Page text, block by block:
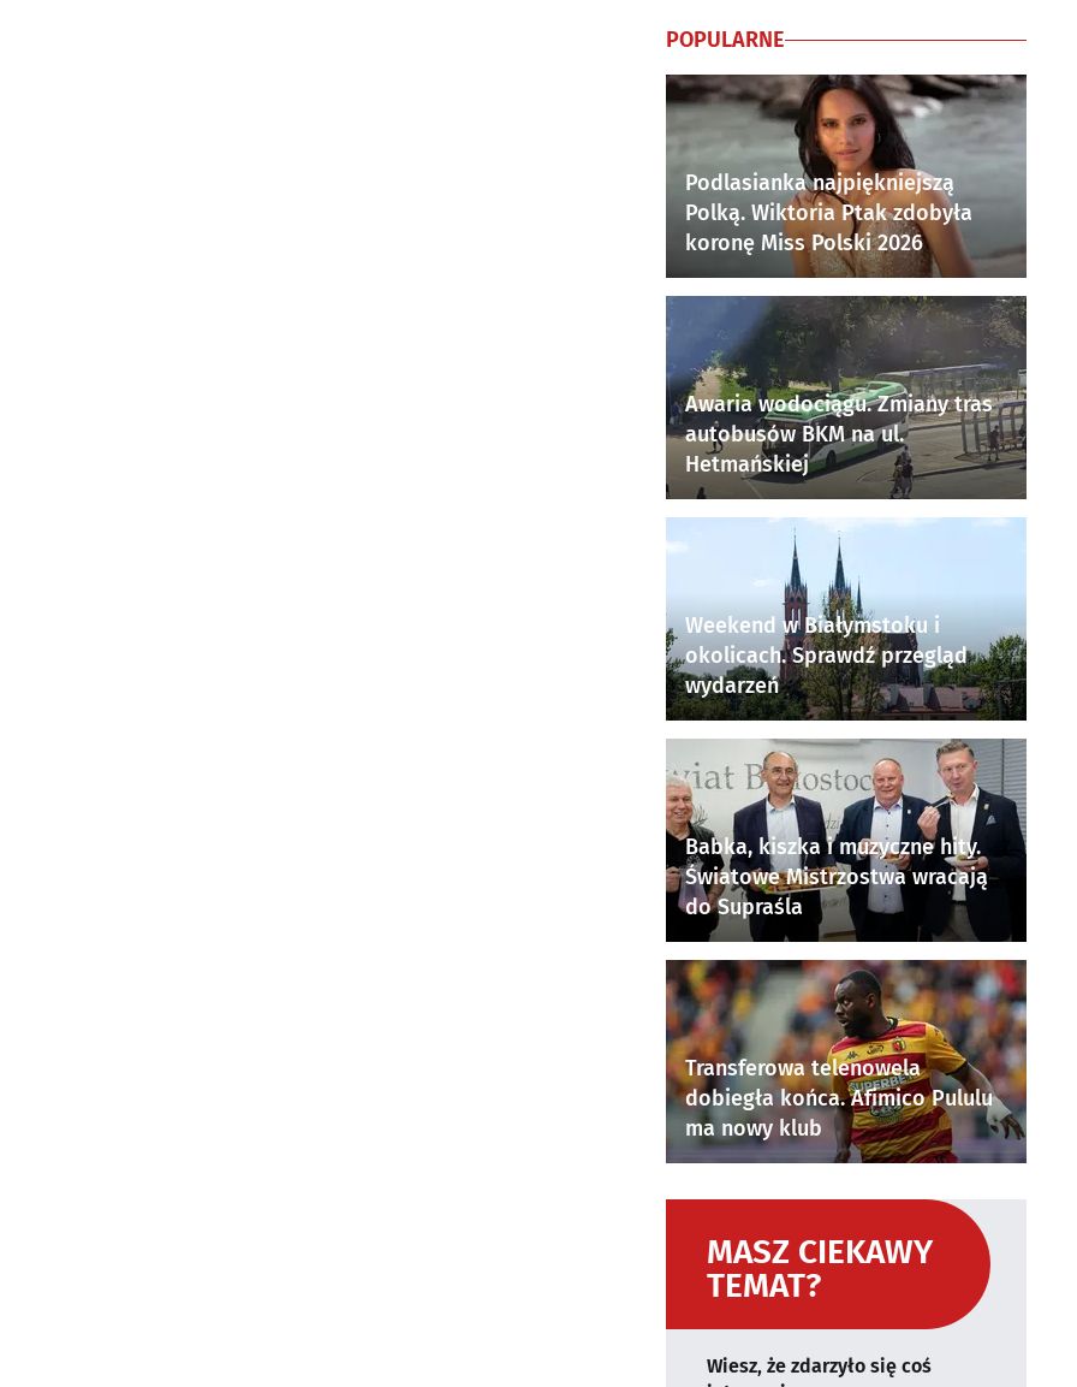
POPULARNE
Podlasianka najpiękniejszą
Polką. Wiktoria Ptak zdobyła
koronę Miss Polski 2026
Awaria wodociągu. Zmiany tras
autobusów BKM na ul.
Hetmańskiej
Weekend w Białymstoku i
okolicach. Sprawdź przegląd
wydarzeń
Babka, kiszka i muzyczne hity.
Światowe Mistrzostwa wracają
do Supraśla
Transferowa telenowela
dobiegła końca. Afimico Pululu
ma nowy klub
MASZ CIEKAWY
TEMAT?
Wiesz, że zdarzyło się coś